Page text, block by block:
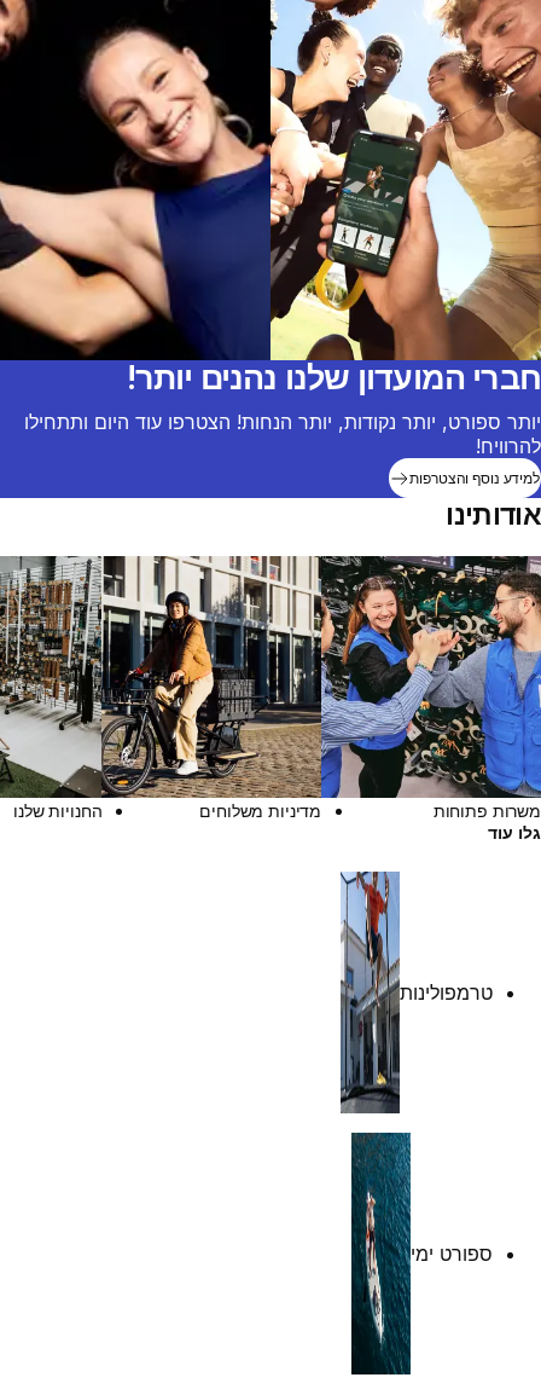
חברי המועדון שלנו נהנים יותר!
יותר ספורט, יותר נקודות, יותר הנחות! הצטרפו עוד היום ותתחילו
להרוויח!
למידע נוסף והצטרפות
אודותינו
משרות פתוחות מדיניות משלוחים
החנויות שלנו
גלו עוד
טרמפולינות
ספורט ימי